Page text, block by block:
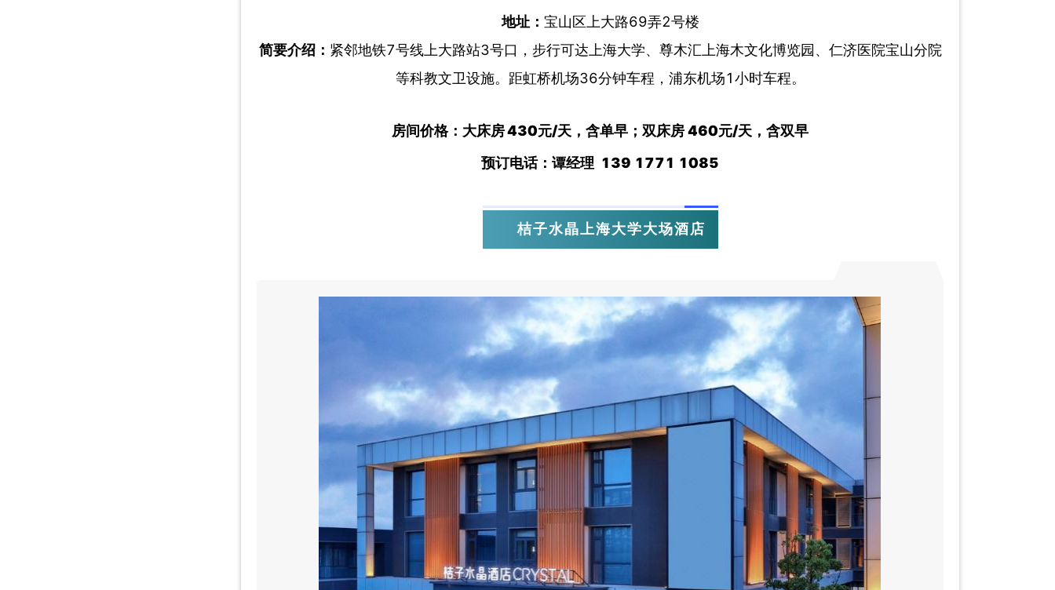
地址： 宝山区上大路69弄2号楼
简要介绍： 紧邻地铁7号线上大路站3号口，步行可达上海大学、尊木汇上海木文化博览园、仁济医院宝山分院
等科教文卫设施。距虹桥机场36分钟车程，浦东机场1小时车程。
房间价格：大床房430元/天，含单早；双床房 460元/天，含双早
预订电话： 谭经理 139 1771 1085
桔子水晶上海大学大场酒店